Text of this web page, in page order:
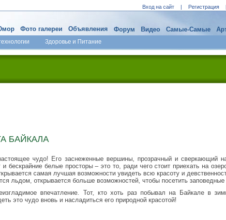
Вход на сайт | Регистрация
Здоровье и Питание
Фото галереи Объявления Форум Видео Самые-Самые
БАЙКАЛА
чудо! Его заснеженные вершины, прозрачный и сверкающий
бескрайние белые просторы – это то, ради чего стоит приехать на
самая лучшая возможности увидеть всю красоту и
льдом, открывается больше возможностей, чтобы посетить заповедные
впечатление. Тот, кто хоть раз побывал на Байкале в
это чудо вновь и насладиться его природной красотой!